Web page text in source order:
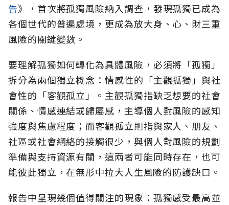
告》，首次將孤獨風險納入調查，發現孤獨已成為
各個世代的普遍處境，更成為放大身、心、財三重
風險的關鍵變數。
要理解孤獨如何轉化為具體風險，必須將「孤獨」
拆分為兩個獨立概念：情感性的「主觀孤獨」與社
會性的「客觀孤立」。主觀孤獨指缺乏想要的社會
關係、情感連結或歸屬感，主導個人對風險的感知
強度與焦慮程度；而客觀孤立則指與家人、朋友、
社區或社會網絡的接觸很少，與個人對風險的規劃
準備與支持資源有關，這兩者可能同時存在，也可
能彼此獨立，在無形中拉大人生風險的防護缺口。
報告中呈現幾個值得關注的現象：孤獨感受最高並